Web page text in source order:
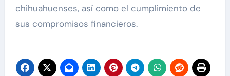
chihuahuenses, así como el cumplimiento de
sus compromisos financieros.